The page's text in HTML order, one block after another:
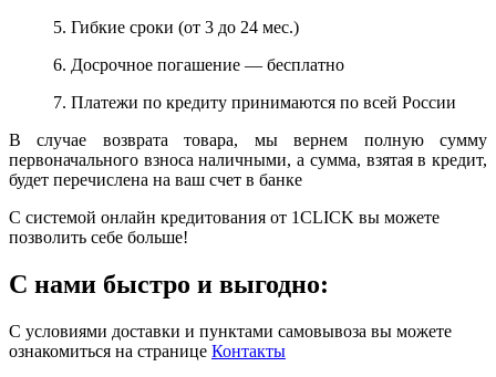
5. Гибкие сроки (от 3 до 24 мес.)
6. Досрочное погашение — бесплатно
7. Платежи по кредиту принимаются по всей России
В случае возврата товара, мы вернем полную сумму
первоначального взноса наличными, а сумма, взятая в кредит,
будет перечислена на ваш счет в банке
С системой онлайн кредитования от 1CLICK вы можете
позволить себе больше!
С нами быстро и выгодно:
С условиями доставки и пунктами самовывоза вы можете
ознакомиться на странице Контакты